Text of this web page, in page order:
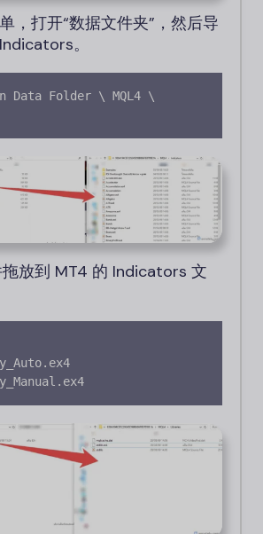
，打开“数据文件夹”，然后导
。
Data Folder \ MQL4 \
放到 MT4 的 Indicators 文